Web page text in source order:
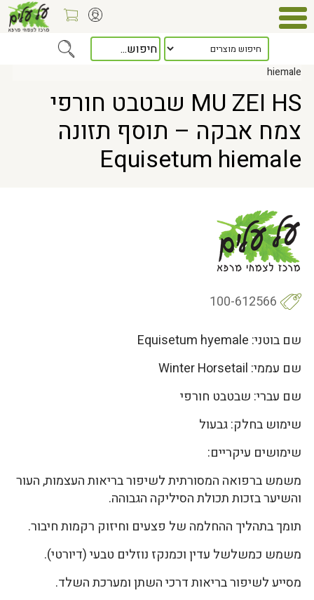
Home
> MU ZEI HS שבטבט חורפי צמח אבקה – תוסף תזונה Equisetum
hiemale
MU ZEI HS שבטבט חורפי
צמח אבקה – תוסף תזונה
Equisetum hiemale
100-612566
שם בוטני: Equisetum hyemale
שם עממי: Winter Horsetail
שם עברי: שבטבט חורפי
שימוש בחלק: גבעול
שימושים עיקריים:
משמש ברפואה המסורתית לשיפור בריאות העצמות, העור
והשיער בזכות תכולת הסיליקה הגבוהה.
תומך בתהליך ההחלמה של פצעים וחיזוק רקמות חיבור.
משמש כמשלשל עדין וכמנקז נוזלים טבעי (דיורטי).
מסייע לשיפור בריאות דרכי השתן ומערכת השלד.